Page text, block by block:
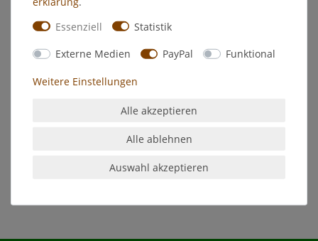
Palisander
Dekorativer Holzanstrich auf
Pflanzenölbasis, kunstharzverstärkt,
wasserverdünnbar,imprägniert das
schnelltrocknend, nicht brennbar,
sehr leicht zu verarbeiten,
Essenziell
Statistik
Externe Medien PayPal Funktional
Weitere Einstellungen
Alle akzeptieren
Alle ablehnen
Auswahl akzeptieren